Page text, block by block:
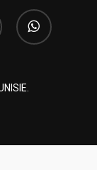
whatsapp